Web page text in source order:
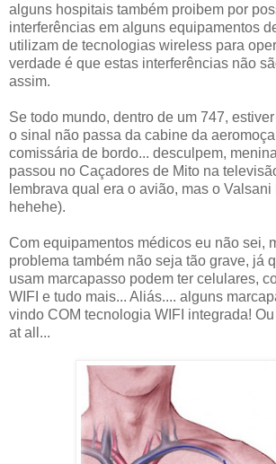
alguns hospitais também proibem por
interferências em alguns equipamentos
utilizam de tecnologias wireless para
verdade é que estas interferências não
assim.
Se todo mundo, dentro de um 747,
o sinal não passa da cabine da
comissária de bordo... desculpem,
passou no Caçadores de Mito na
lembrava qual era o avião, mas o Valsani
hehehe).
Com equipamentos médicos eu não sei,
problema também não seja tão grave, já
usam marcapasso podem ter celulares,
WIFI e tudo mais... Aliás.... alguns
vindo COM tecnologia WIFI integrada!
at all...